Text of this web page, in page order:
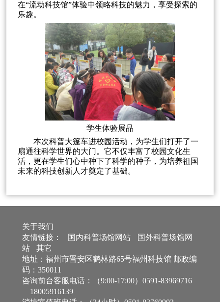
在“流动科技馆”体验中领略科技的魅力，享受探索的
乐趣。
学生体验展品
本次科普大篷车进校园活动，为学生们打开了一
扇通往科学世界的大门。它不仅丰富了校园文化生
活，更在学生们心中种下了科学的种子，为培养祖国
未来的科技创新人才奠定了基础。
关于我们
友情链接：
国内科普场馆网站
国外科普场馆网
站
其它
地址：福州市晋安区鹤林路65号福州科技馆 邮政编
码：350011
咨询前台客服电话：（9:00-17:00）0591-83969716
18005916139